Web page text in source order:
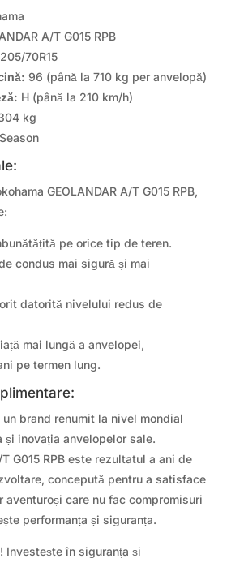
A/T G015 RPB
205/70R15
96 (până la 710 kg per anvelopă)
H (până la 210 km/h)
kg
GEOLANDAR A/T G015 RPB,
pe orice tip de teren.
condus mai sigură și mai
datorită nivelului redus de
mai lungă a anvelopei,
pe termen lung.
un brand renumit la nivel mondial
și inovația anvelopelor sale.
T G015 RPB este rezultatul a ani de
concepută pentru a satisface
aventuroși care nu fac compromisuri
performanța și siguranța.
Investește în siguranța și